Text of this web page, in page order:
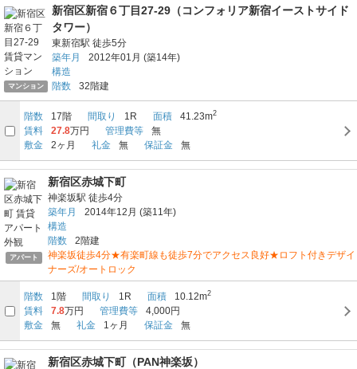
マンション
新宿区新宿６丁目27-29（コンフォリア新宿イーストサイド
タワー）
東新宿駅 徒歩5分
築年月
2012年01月 (築14年)
構造
階数
32階建
階数 17階 間取り 1R 面積 41.23m2
賃料 27.8万円 管理費等
無
敷金
2ヶ月 礼金 無 保証金 無
アパート
新宿区赤城下町
神楽坂駅 徒歩4分
築年月
2014年12月 (築11年)
構造
階数
2階建
神楽坂徒歩4分★有楽町線も徒歩7分でアクセス良好★ロフト付きデザイ
ナーズ/オートロック
階数 1階 間取り 1R 面積 10.12m2
賃料 7.8万円 管理費等
4,000円
敷金
無 礼金 1ヶ月 保証金 無
新宿区赤城下町（PAN神楽坂）